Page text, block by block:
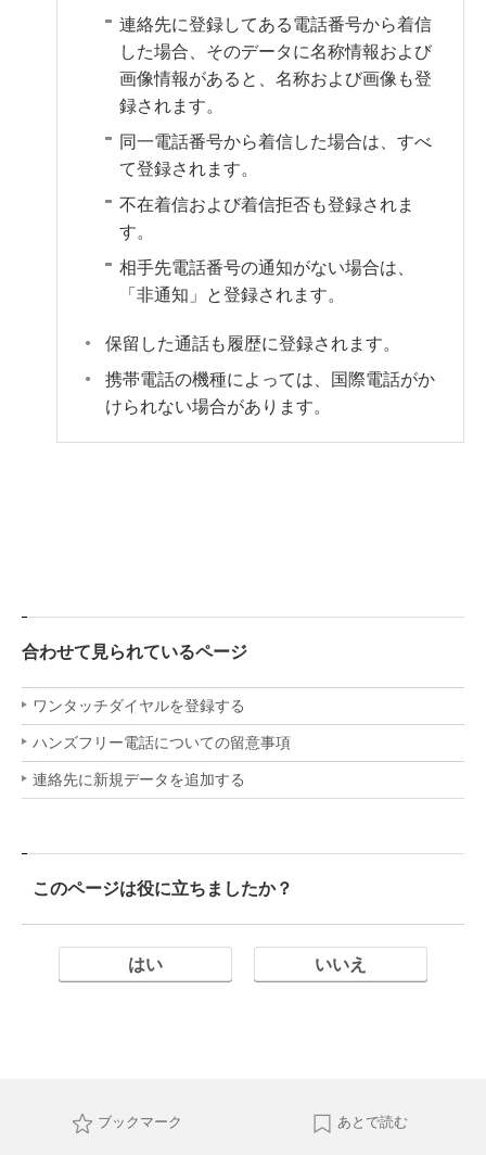
連絡先に登録してある電話番号から着信
した場合、そのデータに名称情報および
画像情報があると、名称および画像も登
録されます。
同一電話番号から着信した場合は、すべ
て登録されます。
不在着信および着信拒否も登録されま
す。
相手先電話番号の通知がない場合は、
「非通知」
と登録されます。
保留した通話も履歴に登録されます。
携帯電話の機種によっては、国際電話がか
けられない場合があります。
合わせて見られているページ
ワンタッチダイヤルを登録する
ハンズフリー電話についての留意事項
連絡先に新規データを追加する
このページは役に立ちましたか？
はい いいえ
ブックマーク あとで読む